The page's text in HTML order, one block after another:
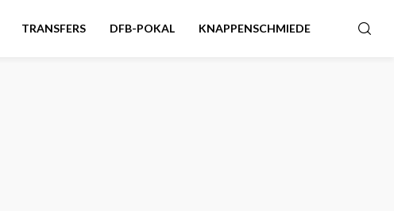
TRANSFERS DFB-POKAL KNAPPENSCHMIEDE